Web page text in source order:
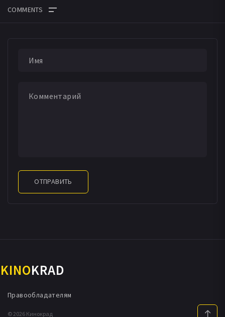
ОТПРАВИТЬ
KINOKRAD
© 2026 Кинокрад
Правообладателям